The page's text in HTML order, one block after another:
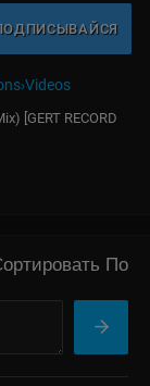
[GERT RECORD
По